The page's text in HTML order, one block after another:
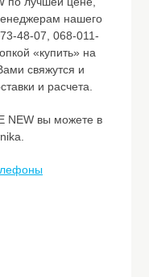
нашего
48-07, 068-011-
«купить» на
свяжутся и
и расчета.
NEW вы можете в